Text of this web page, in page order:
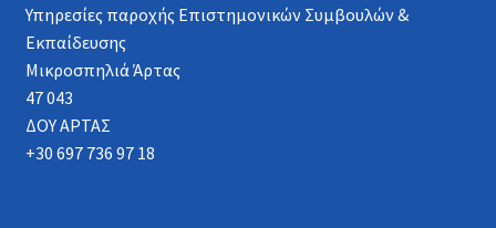
Υπηρεσίες παροχής Επιστημονικών Συμβουλών &
Εκπαίδευσης
Μικροσπηλιά Άρτας
47 043
ΔΟΥ ΑΡΤΑΣ
+30 697 736 97 18